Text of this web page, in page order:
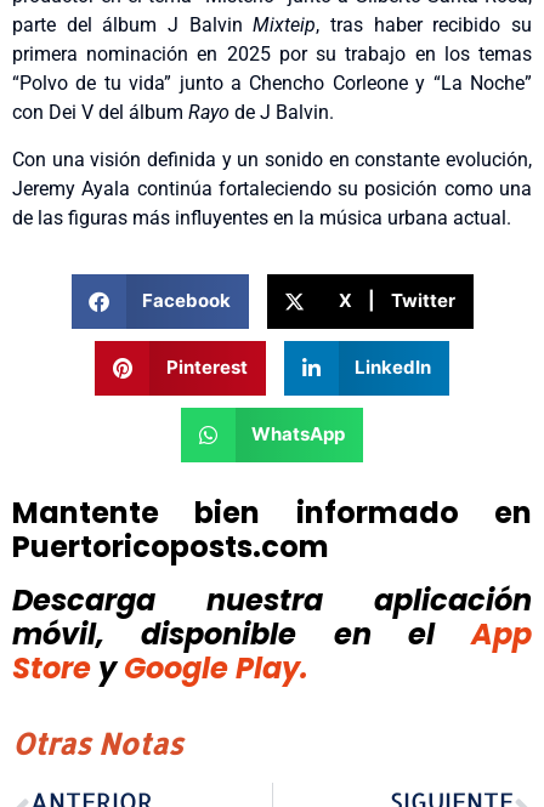
parte del álbum J BalvinMixteip, tras haber recibido su
primera nominación en 2025 por su trabajo en los temas
“Polvo de tu vida” junto a Chencho Corleone y “La Noche”
con Dei V del álbum Rayo de J Balvin.
Con una visión definida y un sonido en constante evolución,
Jeremy Ayala continúa fortaleciendo su posición como una
de las figuras más influyentes en la música urbana actual.
Facebook X | Twitter
Pinterest LinkedIn
WhatsApp
Mantente bien informado en
Puertoricoposts.com
Descarga nuestra aplicación
móvil, disponible
en el
App
Store y Google Play.
Otras Notas